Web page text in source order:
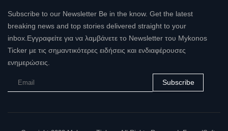
Subscribe to our Newsletter Be in the know. Get the latest
breaking news and top stories delivered straight to your
inbox.Εγγραφείτε για να λαμβάνετε το Newsletter του Mykonos
Ticker με τις σημαντικότερες ειδήσεις και ενδιαφέρουσες
ενημερώσεις.
Subscribe